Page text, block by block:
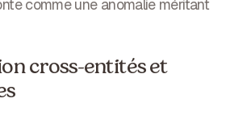
comme une anomalie méritant
cross-entités et